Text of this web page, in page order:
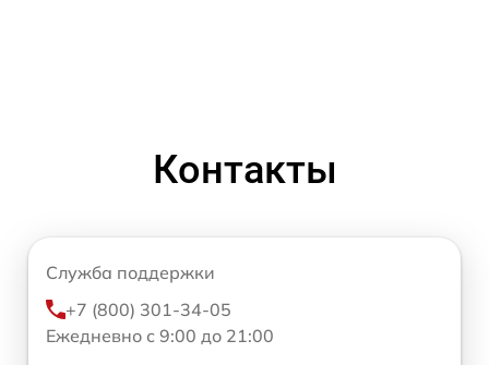
Контакты
Служба поддержки
+7 (800) 301-34-05
Ежедневно с 9:00 до 21:00